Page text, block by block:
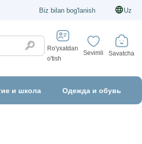
Biz bilan bog'lanish Uz
Ro'yxatdan
o'tish
Sevimli Savatcha
и школа Одежда и обувь